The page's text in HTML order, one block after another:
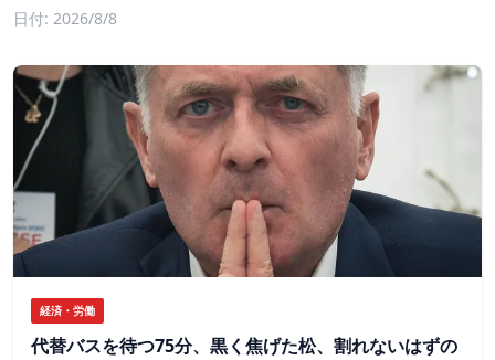
日付: 2026/8/8
経済・労働
代替バスを待つ75分、黒く焦げた松、割れないはずの